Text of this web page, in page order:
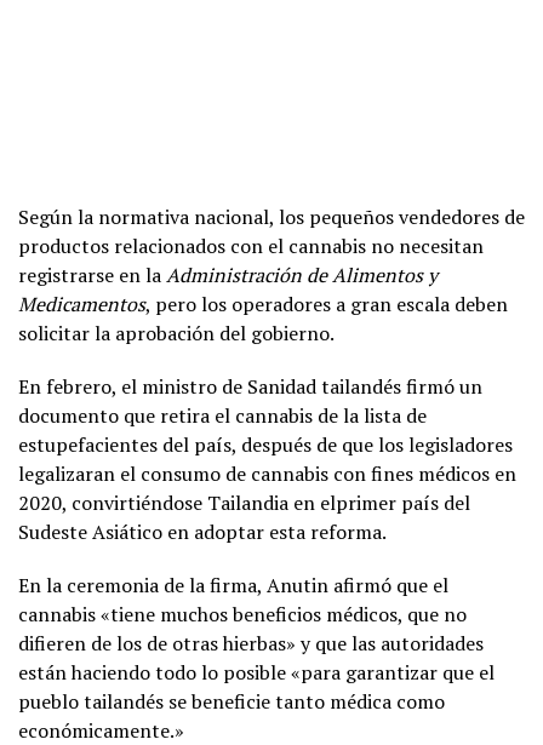
Según la normativa nacional, los pequeños vendedores de
productos relacionados con el cannabis no necesitan
registrarse en laAdministración de Alimentos y
Medicamentos, pero los operadores a gran escala deben
solicitar la aprobación del gobierno.
En febrero, el ministro de Sanidad tailandés firmó un
documento que retira el cannabis de la lista de
estupefacientes del país, después de que los legisladores
legalizaran el consumo de cannabis con fines médicos en
2020, convirtiéndose Tailandia en elprimer país del
Sudeste Asiático en adoptar esta reforma.
En la ceremonia de la firma, Anutin afirmó que el
cannabis «tiene muchos beneficios médicos, que no
difieren de los de otras hierbas» y que las autoridades
están haciendo todo lo posible «para garantizar que el
pueblo tailandés se beneficie tanto médica como
económicamente.»